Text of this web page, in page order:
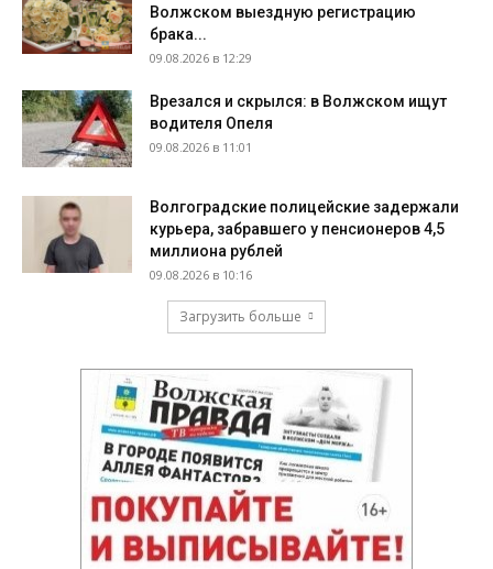
Волжском выездную регистрацию
брака...
09.08.2026 в 12:29
Врезался и скрылся: в Волжском ищут
водителя Опеля
09.08.2026 в 11:01
Волгоградские полицейские задержали
курьера, забравшего у пенсионеров 4,5
миллиона рублей
09.08.2026 в 10:16
Загрузить больше